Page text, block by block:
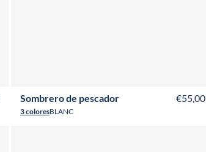
Sombrero de pescador
3 coloresBLANC
€55,00